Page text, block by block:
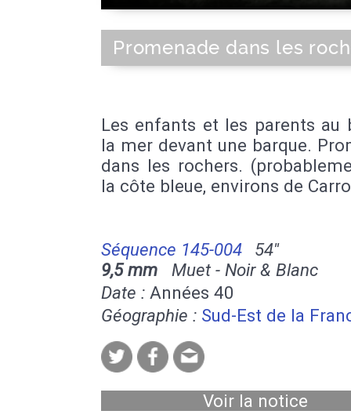
Promenade dans les
Les enfants et les parents au
la mer devant une barque.
dans les rochers.
la côte bleue, environs de
Séquence 145-004
54''
9,5 mm Muet - Noir & Blanc
Date : Années 40
Géographie : Sud-Est de la
Voir la notice